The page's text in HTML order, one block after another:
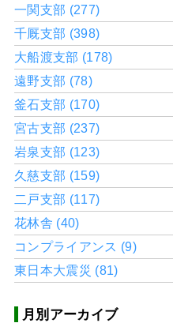
一関支部 (277)
千厩支部 (398)
大船渡支部 (178)
遠野支部 (78)
釜石支部 (170)
宮古支部 (237)
岩泉支部 (123)
久慈支部 (159)
二戸支部 (117)
花林舎 (40)
コンプライアンス (9)
東日本大震災 (81)
月別アーカイブ